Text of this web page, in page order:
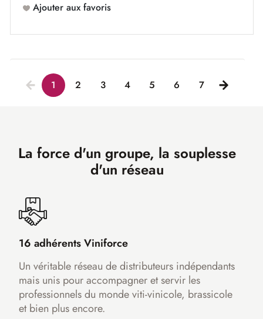
Ajouter aux favoris
1 2 3 4 5 6 7
La force d'un groupe, la souplesse
d'un réseau
16 adhérents Viniforce
Un véritable réseau de distributeurs indépendants
mais unis pour accompagner et servir les
professionnels du monde viti-vinicole, brassicole
et bien plus encore.